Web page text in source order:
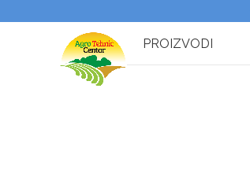
PROIZVODI